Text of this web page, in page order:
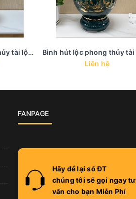
Bình hút lộc phong thủy tài lộc trưng bày in họa tiết vàng kim - BHL 36 - Vẽ tay thủ công
Liên hệ
FANPAGE
Hãy để lại số ĐT
chúng tôi sẽ gọi ngay tư
vấn cho bạn Miễn Phí